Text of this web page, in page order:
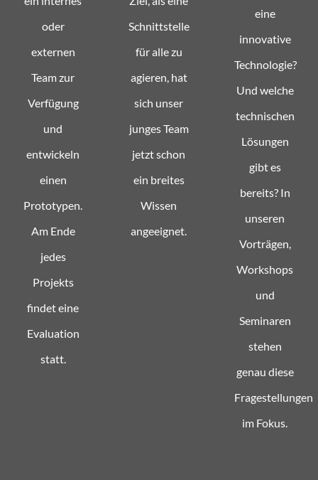
oder
externen
Team zur
Verfügung
und
entwickeln
einen
Prototypen.
Am Ende
jedes
Projekts
findet eine
Evaluation
statt.
Schnittstelle
für alle zu
agieren, hat
sich unser
junges Team
jetzt schon
ein breites
Wissen
angeeignet.
eine
innovative
Technologie?
Und welche
technischen
Lösungen
gibt es
bereits? In
unseren
Vorträgen,
Workshops
und
Seminaren
stehen
genau diese
Fragestellungen
im Fokus.